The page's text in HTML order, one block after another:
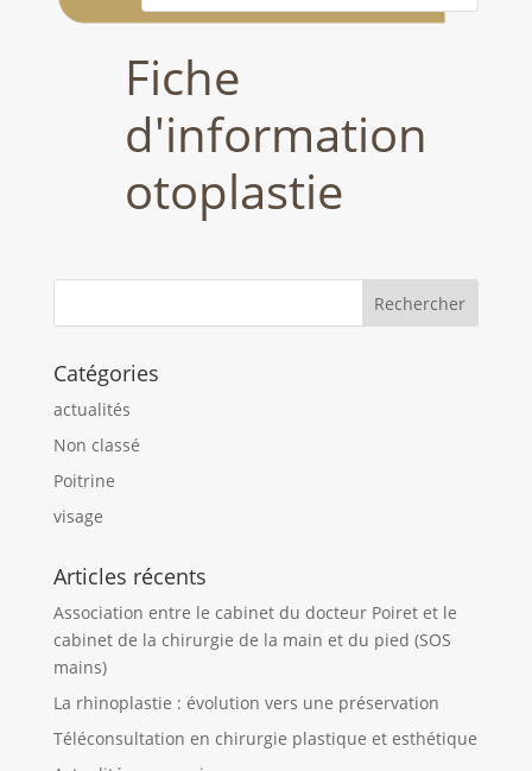
Fiche
d'information
otoplastie
Catégories
actualités
Non classé
Poitrine
visage
Articles récents
Association entre le cabinet du docteur Poiret et le
cabinet de la chirurgie de la main et du pied (SOS
mains)
La rhinoplastie : évolution vers une préservation
Téléconsultation en chirurgie plastique et esthétique